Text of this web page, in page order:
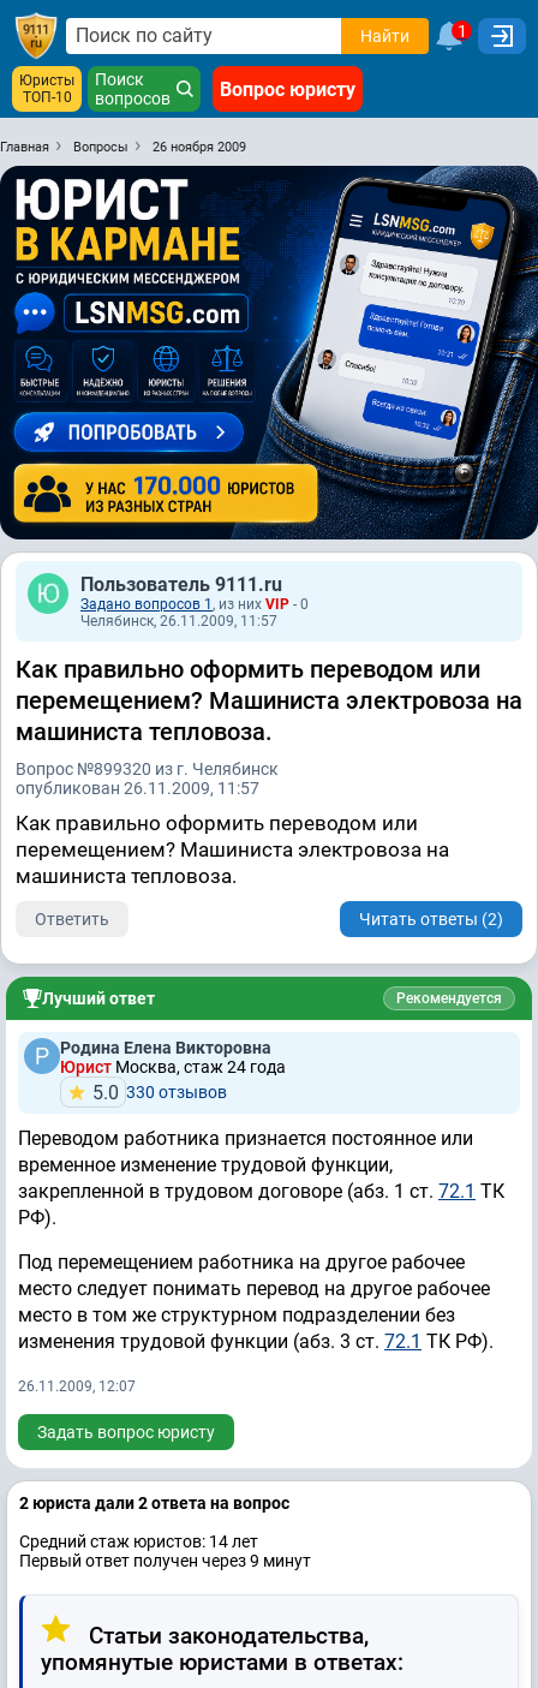
Найти 1
Юристы
ТОП-10
Поиск
вопросов
Вопрос юристу
Главная Вопросы 26 ноября 2009
Пользователь 9111.ru
Задано вопросов 1 , из них VIP - 0
Челябинск, 26.11.2009, 11:57
Как правильно оформить переводом или
перемещением? Машиниста электровоза на
машиниста тепловоза.
Вопрос №899320 из г. Челябинск
опубликован 26.11.2009, 11:57
Как правильно оформить переводом или
перемещением? Машиниста электровоза на
машиниста тепловоза.
Ответить Читать ответы (2)
Лучший ответ Рекомендуется
Родина Елена Викторовна
Юрист Москва, стаж 24 годa
5.0 330 отзывов
Переводом работника признается постоянное или
временное изменение трудовой функции,
закрепленной в трудовом договоре (абз. 1 ст. 72.1 ТК
РФ).
Под перемещением работника на другое рабочее
место следует понимать перевод на другое рабочее
место в том же структурном подразделении без
изменения трудовой функции (абз. 3 ст. 72.1 ТК РФ).
26.11.2009, 12:07
Задать вопрос юристу
2 юристa дали 2 ответa на вопрос
Средний стаж юристов: 14 лет
Первый ответ получен через 9 минут
Статьи законодательства,
упомянутые юристами в ответах: